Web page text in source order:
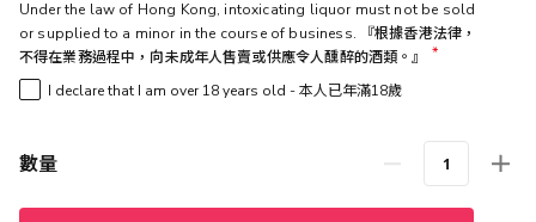
Under the law of Hong Kong, intoxicating liquor must not be sold
or supplied to a minor in the course of business. 『根據香港法律，
不得在業務過程中，向未成年人售賣或供應令人醺醉的酒類。』
I declare that I am over 18 years old - 本人已年滿18歲
數量